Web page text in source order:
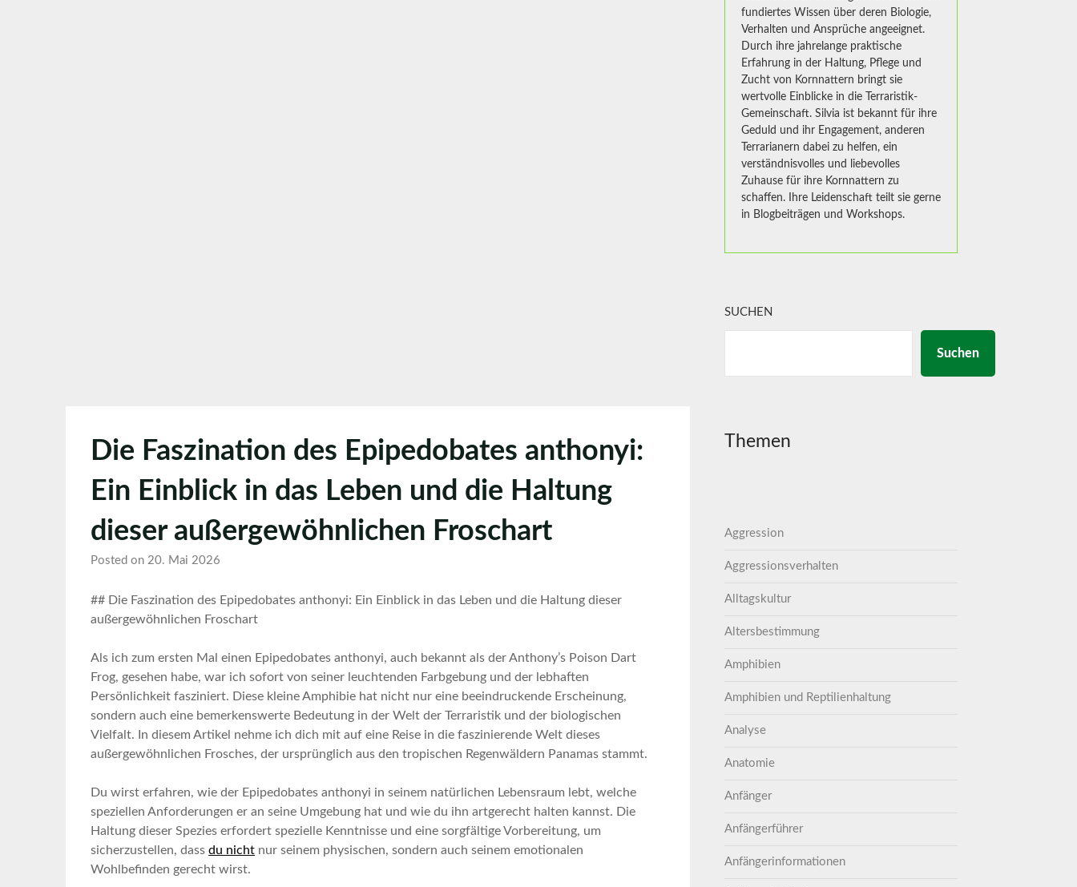
Die Faszination des Epipedobates anthonyi:
Ein Einblick in das Leben und die Haltung
dieser außergewöhnlichen Froschart
Posted on 20. Mai 2026
##⁣ Die‍ Faszination des Epipedobates anthonyi: Ein Einblick ‍in⁣ das Leben und die Haltung dieser
außergewöhnlichen⁢ Froschart
Als‍ ich‌ zum ersten Mal einen ‌Epipedobates anthonyi, auch bekannt als der Anthony’s Poison Dart
Frog, gesehen habe, war⁣ ich sofort von ⁤seiner leuchtenden Farbgebung und der lebhaften
Persönlichkeit fasziniert. Diese kleine⁤ Amphibie⁣ hat nicht nur eine​ beeindruckende Erscheinung,
sondern auch eine​ bemerkenswerte Bedeutung in‌ der Welt der Terraristik und der biologischen
Vielfalt. In​ diesem Artikel nehme ich dich mit⁤ auf eine Reise in die faszinierende Welt dieses
außergewöhnlichen Frosches, der ursprünglich aus den tropischen ⁢Regenwäldern Panamas stammt.
Du wirst erfahren, wie der⁤ Epipedobates anthonyi in seinem natürlichen Lebensraum lebt, welche⁣
speziellen Anforderungen er⁣ an seine Umgebung‌ hat und wie⁤ du⁤ ihn artgerecht halten ​kannst. Die
Haltung dieser Spezies erfordert spezielle Kenntnisse und ‌eine ​sorgfältige Vorbereitung, um
sicherzustellen, dassdu nicht ⁢nur seinem physischen, sondern auch seinem emotionalen
Wohlbefinden gerecht wirst.
fundiertes Wissen über deren Biologie,
Verhalten und Ansprüche angeeignet.
Durch ihre jahrelange praktische
Erfahrung in der Haltung, Pflege und
Zucht von Kornnattern bringt sie
wertvolle Einblicke in die Terraristik-
Gemeinschaft. Silvia ist bekannt für ihre
Geduld und ihr Engagement, anderen
Terrarianern dabei zu helfen, ein
verständnisvolles und liebevolles
Zuhause für ihre Kornnattern zu
schaffen. Ihre Leidenschaft teilt sie gerne
in Blogbeiträgen und Workshops.
SUCHEN
Suchen
Themen
Aggression
Aggressionsverhalten
Alltagskultur
Altersbestimmung
Amphibien
Amphibien und Reptilienhaltung
Analyse
Anatomie
Anfänger
Anfängerführer
Anfängerinformationen